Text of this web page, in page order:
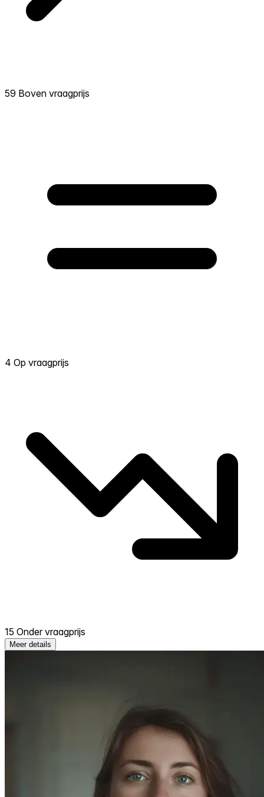
59 Boven vraagprijs
4 Op vraagprijs
15 Onder vraagprijs
Meer details